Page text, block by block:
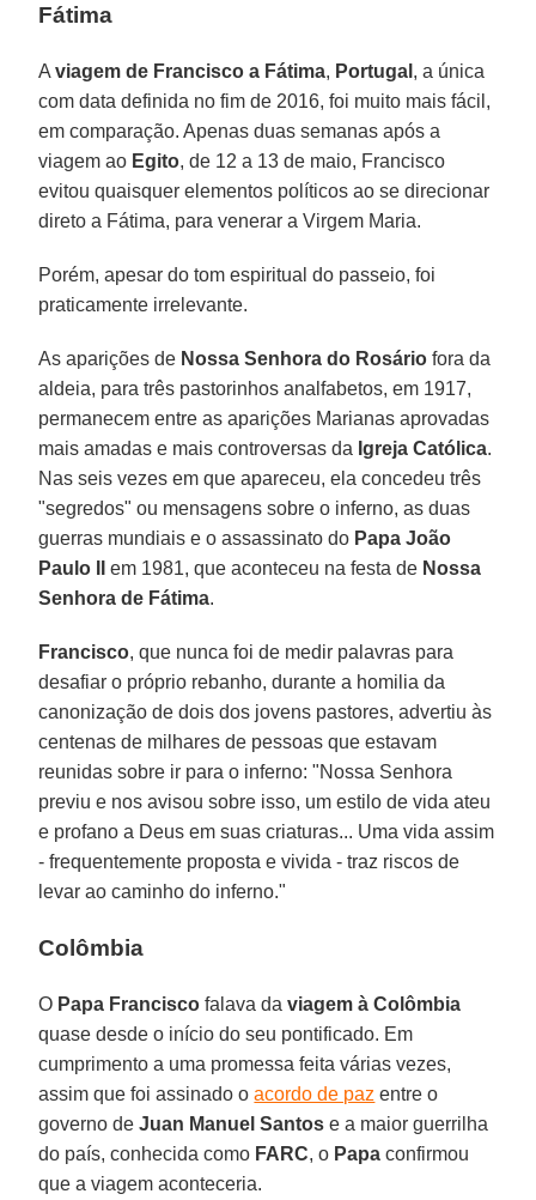
Fátima
Aviagem de Francisco a Fátima, Portugal , a única
com data definida no fim de 2016, foi muito mais fácil,
em comparação. Apenas duas semanas após a
viagem ao Egito, de 12 a 13 de maio, Francisco
evitou quaisquer elementos políticos ao se direcionar
direto a Fátima, para venerar a Virgem Maria.
Porém, apesar do tom espiritual do passeio, foi
praticamente irrelevante.
As aparições de Nossa Senhora do Rosário fora da
aldeia, para três pastorinhos analfabetos, em 1917,
permanecem entre as aparições Marianas aprovadas
mais amadas e mais controversas da Igreja Católica.
Nas seis vezes em que apareceu, ela concedeu três
"segredos" ou mensagens sobre o inferno, as duas
guerras mundiais e o assassinato do Papa João
Paulo II
em 1981, que aconteceu na festa de Nossa
Senhora de Fátima.
Francisco, que nunca foi de medir palavras para
desafiar o próprio rebanho, durante a homilia da
canonização de dois dos jovens pastores, advertiu às
centenas de milhares de pessoas que estavam
reunidas sobre ir para o inferno: "Nossa Senhora
previu e nos avisou sobre isso, um estilo de vida ateu
e profano a Deus em suas criaturas... Uma vida assim
- frequentemente proposta e vivida - traz riscos de
levar ao caminho do inferno."
Colômbia
O Papa Francisco falava da viagem à Colômbia
quase desde o início do seu pontificado. Em
cumprimento a uma promessa feita várias vezes,
assim que foi assinado oacordo de paz entre o
governo de Juan Manuel Santos e a maior guerrilha
do país, conhecida como FARC, o Papa confirmou
que a viagem aconteceria.